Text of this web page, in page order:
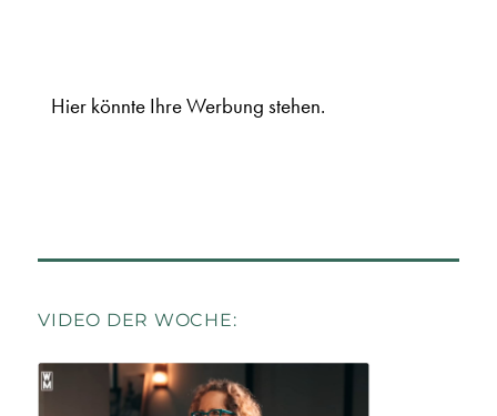
Hier könnte Ihre Werbung stehen.
VIDEO DER WOCHE: